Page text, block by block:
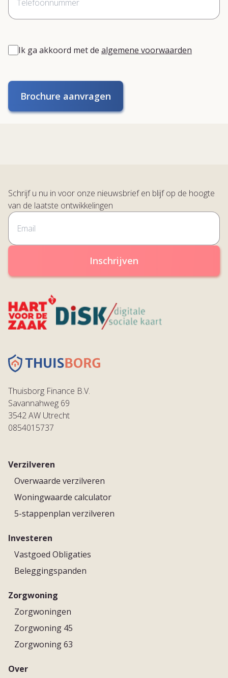
Ik ga akkoord met de algemene voorwaarden
Brochure aanvragen
Schrijf u nu in voor onze nieuwsbrief en blijf op de hoogte
van de laatste ontwikkelingen
Inschrijven
Thuisborg Finance B.V.
Savannahweg 69
3542 AW Utrecht
0854015737
Verzilveren
Overwaarde verzilveren
Woningwaarde calculator
5-stappenplan verzilveren
Investeren
Vastgoed Obligaties
Beleggingspanden
Zorgwoning
Zorgwoningen
Zorgwoning 45
Zorgwoning 63
Over